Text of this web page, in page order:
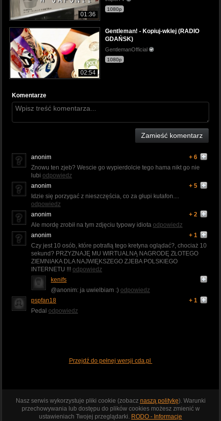
01:36
1080p
02:54
Gentleman! - Kopiuj-wklej (RADIO
GDAŃSK)
GentlemanOfficial
1080p
Komentarze
Zamieść komentarz
anonim
+ 6
Znowu ten zjeb? Wescie go wypierdolcie tego hama nikt go nie
lubi odpowiedz
anonim
+ 5
Idzie się porzygać z nieszczęścia, co za głupi kutafon....
odpowiedz
anonim
+ 2
Ale mordę zrobił na tym zdjęciu typowy idiota odpowiedz
anonim
+ 1
Czy jest 10 osób, które potrafią tego kretyna oglądać?, chociaż 10
sekund? PRZYZNAJĘ MU WIRTUALNĄ NAGRODĘ ZŁOTEGO
ZIEMNIAKA DLA NAJWIĘKSZEGO ZJEBA POLSKIEGO
INTERNETU !!! odpowiedz
kenifs
@anonim: ja uwielbiam :) odpowiedz
pspfan18
+ 1
Pedal odpowiedz
Przejdź do pełnej wersji cda.pl
Nasz serwis wykorzystuje pliki cookie (zobacz naszą politykę). Warunki
przechowywania lub dostępu do plików cookies możesz zmienić w
ustawieniach Twojej przeglądarki. RODO - Informacje